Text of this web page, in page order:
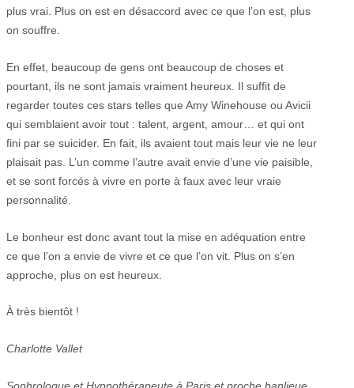
plus vrai. Plus on est en désaccord avec ce que l’on est, plus
on souffre.
En effet, beaucoup de gens ont beaucoup de choses et
pourtant, ils ne sont jamais vraiment heureux. Il suffit de
regarder toutes ces stars telles que Amy Winehouse ou Avicii
qui semblaient avoir tout : talent, argent, amour… et qui ont
fini par se suicider. En fait, ils avaient tout mais leur vie ne leur
plaisait pas. L’un comme l’autre avait envie d’une vie paisible,
et se sont forcés à vivre en porte à faux avec leur vraie
personnalité.
Le bonheur est donc avant tout la mise en adéquation entre
ce que l’on a envie de vivre et ce que l’on vit. Plus on s’en
approche, plus on est heureux.
À très bientôt !
Charlotte Vallet